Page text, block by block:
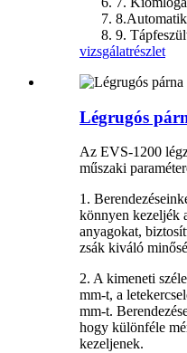
9.
vizsgálatrészlet
Légrugós
Az EVS-1200
műszaki
1.
könnyen kezeljék
anyagokat,
zsák kiváló
2. A kimeneti
mm-t, a
mm-t.
hogy különféle
kezeljenek.